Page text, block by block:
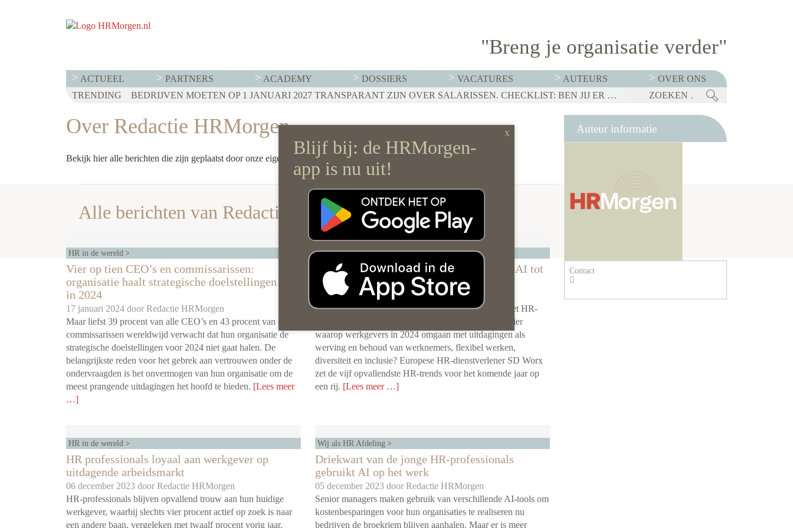
"Breng je organisatie verder"
ACTUEEL PARTNERS ACADEMY DOSSIERS VACATURES AUTEURS
OVER ONS
TRENDING
BEDRIJVEN MOETEN OP 1 JANUARI 2027 TRANSPARANT ZIJN OVER SALARISSEN. CHECKLIST: BEN JIJ ER KLAAR VOOR?
Over Redactie HRMorgen
Bekijk hier alle berichten die zijn geplaatst door onze eigen redactie.
Alle berichten van Redactie HRMorgen
HR in de wereld
Vier op tien CEO’s en commissarissen:
organisatie haalt strategische doelstellingen niet
in 2024
17 januari 2024 door Redactie HRMorgen
Maar liefst 39 procent van alle CEO’s en 43 procent van alle
commissarissen wereldwijd verwacht dat hun organisatie de
strategische doelstellingen voor 2024 niet gaat halen. De
belangrijkste reden voor het gebrek aan vertrouwen onder de
ondervraagden is het onvermogen van hun organisatie om de
meest prangende uitdagingen het hoofd te bieden. [Lees meer
…]
HR in de wereld
HR-trends voor 2024: van job crafting en AI tot
mobiliteit en inclusie
10 januari 2024 doorRedactie HRMorgen
De krapte op de arbeidsmarkt heeft veel invloed op het HR-
beleid van organisaties. Wat betekent dit voor de manier
waarop werkgevers in 2024 omgaan met uitdagingen als
werving en behoud van werknemers, flexibel werken,
diversiteit en inclusie? Europese HR-dienstverlener SD Worx
zet de vijf opvallendste HR-trends voor het komende jaar op
een rij. [Lees meer …]
HR in de wereld
HR professionals loyaal aan werkgever op
uitdagende arbeidsmarkt
06 december 2023 door Redactie HRMorgen
HR-professionals blijven opvallend trouw aan hun huidige
werkgever, waarbij slechts vier procent actief op zoek is naar
een andere baan, vergeleken met twaalf procent vorig jaar.
Wij als HR Afdeling
Driekwart van de jonge HR-professionals
gebruikt AI op het werk
05 december 2023 door Redactie HRMorgen
Senior managers maken gebruik van verschillende AI-tools om
kostenbesparingen voor hun organisaties te realiseren nu
bedrijven de broekriem blijven aanhalen. Maar er is meer
Auteur informatie
Contact